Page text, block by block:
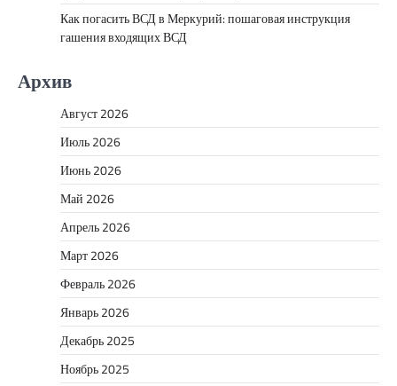
Как погасить ВСД в Меркурий: пошаговая инструкция
гашения входящих ВСД
Архив
Август 2026
Июль 2026
Июнь 2026
Май 2026
Апрель 2026
Март 2026
Февраль 2026
Январь 2026
Декабрь 2025
Ноябрь 2025